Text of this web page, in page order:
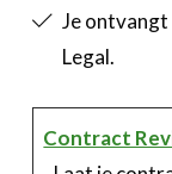
Je
Legal.
Contract